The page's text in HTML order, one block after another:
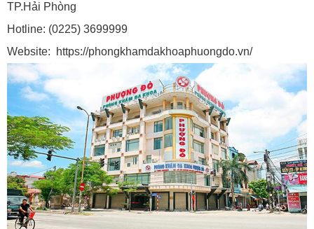
TP.Hải Phòng
Hotline: (0225) 3699999
Website: https://phongkhamdakhoaphuongdo.vn/